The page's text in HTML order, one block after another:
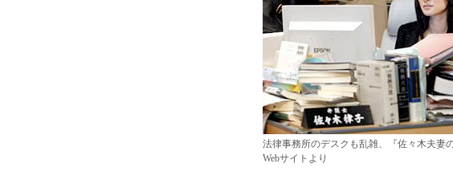
法律事務所のデスクも乱雑、『佐々木夫妻
Webサイトより